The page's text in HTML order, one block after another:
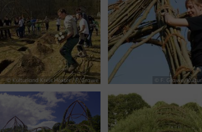
© Kulturland Kreis Höxter / F. Grawe © F. Grawe,